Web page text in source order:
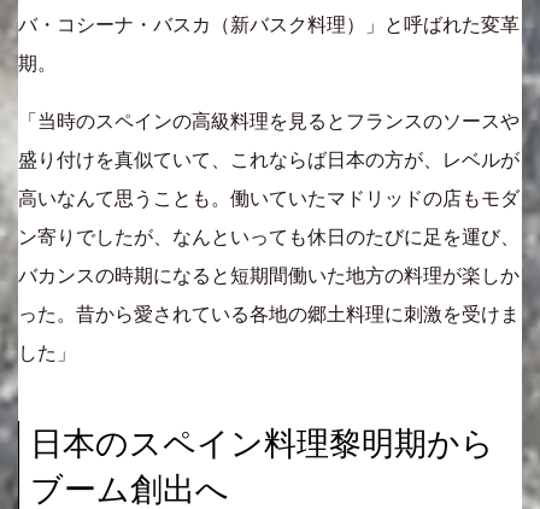
バ・コシーナ・バスカ（新バスク料理）」と呼ばれた変革
期。
「当時のスペインの高級料理を見るとフランスのソースや
盛り付けを真似ていて、これならば日本の方が、レベルが
高いなんて思うことも。働いていたマドリッドの店もモダ
ン寄りでしたが、なんといっても休日のたびに足を運び、
バカンスの時期になると短期間働いた地方の料理が楽しか
った。昔から愛されている各地の郷土料理に刺激を受けま
した」
日本のスペイン料理黎明期から
ブーム創出へ